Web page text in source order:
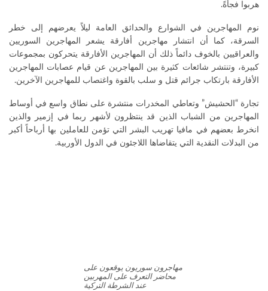
هربوا فجأةً.
نوم المهاجرين في الشوارع والحدائق العامة ليلاً يعرضهم إلى خطر
السرقة، كما أن انتشار مهاجرين أفارقة يشعر المهاجرين السوريين
والعراقيين بالخوف دائماً ذلك أن المهاجرين الأفارقة يتحركون بمجموعات
كبيرة، وتنتشر شائعات كثيرة بين المهاجرين عن قيام عصابات المهاجرين
الأفارقة بارتكاب جرائم قتل و سلب بالقوة واغتصاب للمهاجرين الآخرين.
تجارة “الحشيش” وتعاطي المخدرات منتشرة على نطاق واسع في أوساط
المهاجرين من الشباب الذين قد ينتظرون لأشهر ربما في إزمير والذين
انخرط بعضهم في مافيا تهريب البشر التي تؤمن للعاملين بها أرباحاً أكبر
من البدلات النقدية التي يتقاضاها اللاجئون في الدول الأوربية.
مهاجرون سوريون يوقعون على
محاضر التعرف على المهربين
عند الشرطة التركية